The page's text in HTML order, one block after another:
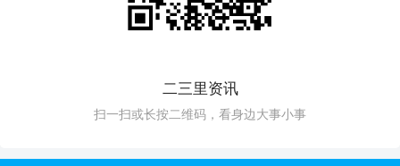
二三里资讯
扫一扫或长按二维码，看身边大事小事